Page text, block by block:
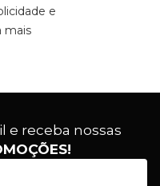
e
mais
e receba nossas